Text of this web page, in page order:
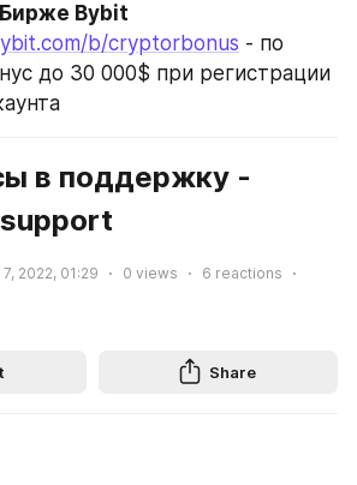
Bybit
b/cryptorbonus - по
до 30 000$ при регистрации
в поддержку -
2022, 01:29 0 views 6 reactions
Share